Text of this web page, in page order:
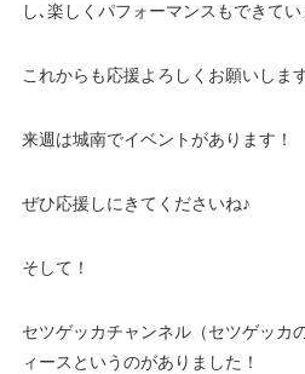
し､楽しくパフォーマンスもできてい
これからも応援よろしくお願いしま
来週は城南でイベントがあります！
ぜひ応援しにきてくださいね♪
そして！
セツゲッカチャンネル（セツゲッカ
ィースというのがありました！